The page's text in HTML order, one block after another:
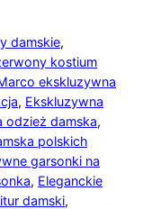
damskie,
kostium
ekskluzywna
, Ekskluzywna
odzież damska,
polskich
garsonki na
, Eleganckie
damski,